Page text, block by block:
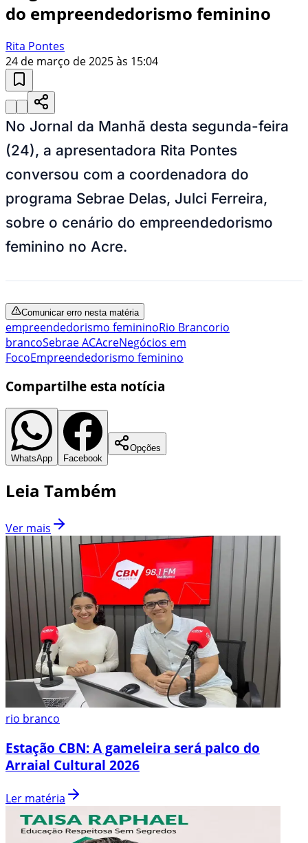
do empreendedorismo feminino
Rita Pontes
24 de março de 2025 às 15:04
No Jornal da Manhã desta segunda-feira
(24), a apresentadora Rita Pontes
conversou com a coordenadora do
programa Sebrae Delas, Julci Ferreira,
sobre o cenário do empreendedorismo
feminino no Acre.
Comunicar erro nesta matéria
empreendedorismo femininoRio Brancorio
brancoSebrae ACAcreNegócios em
FocoEmpreendedorismo feminino
Compartilhe esta notícia
WhatsApp Facebook
Opções
Leia Também
Ver mais
rio branco
Estação CBN: A gameleira será palco do
Arraial Cultural 2026
Ler matéria